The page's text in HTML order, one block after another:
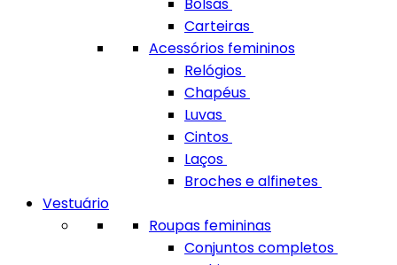
Bolsas
Carteiras
Acessórios femininos
Relógios
Chapéus
Luvas
Cintos
Laços
Broches e alfinetes
Vestuário
Roupas femininas
Conjuntos completos